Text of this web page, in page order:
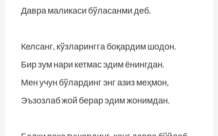
Давра маликаси бўласанми деб.
Келсанг, кўзларингга боқардим шодон.
Бир зум нари кетмас эдим ёнингдан.
Мен учун бўлардинг энг азиз меҳмон,
Эъзозлаб жой берар эдим жонимдан.